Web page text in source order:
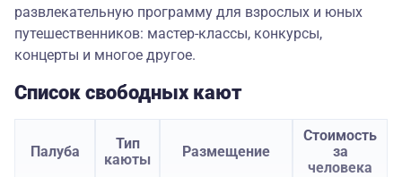
развлекательную программу для взрослых и юных
путешественников: мастер-классы, конкурсы,
концерты и многое другое.
Список свободных кают
Палуба
Тип
каюты
Размещение
Стоимость
за
человека